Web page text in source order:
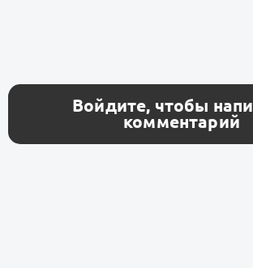
Войдите, чтобы
комментарий